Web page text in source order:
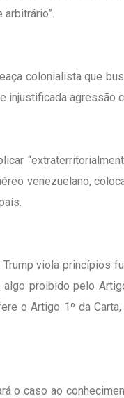
colonialista que
injustificada agressão
venezuelano,
Trump viola princípios
proibido pelo
o Artigo 1º da
o caso ao